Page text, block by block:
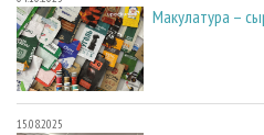
Макулатура –
15.08.2025